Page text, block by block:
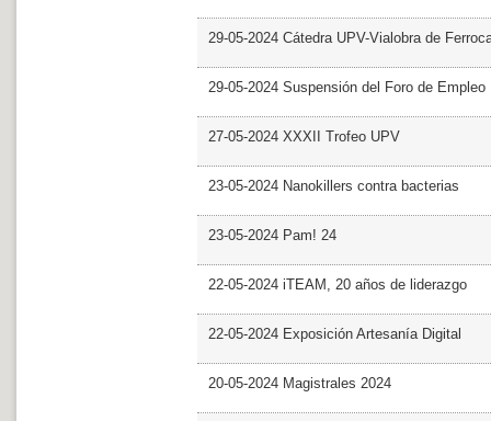
29-05-2024 Cátedra UPV-Vialobra de
29-05-2024 Suspensión del Foro de Empleo
27-05-2024 XXXII Trofeo UPV
23-05-2024 Nanokillers contra bacterias
23-05-2024 Pam! 24
22-05-2024 iTEAM, 20 años de liderazgo
22-05-2024 Exposición Artesanía Digital
20-05-2024 Magistrales 2024